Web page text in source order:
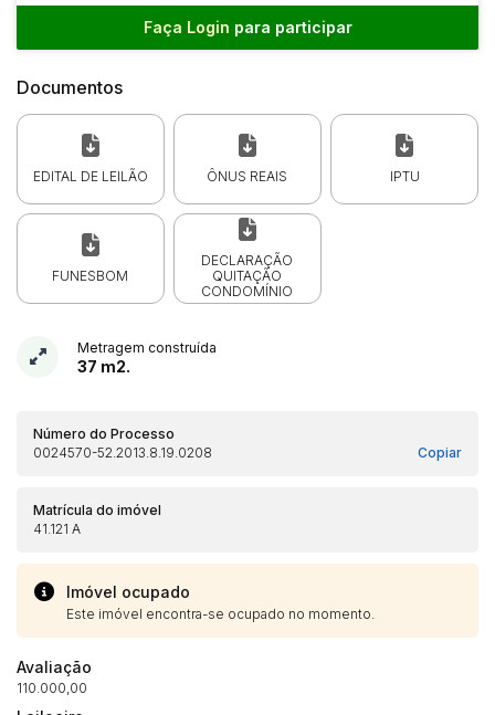
Faça Login para participar
Documentos
EDITAL DE LEILÃO ÔNUS REAIS IPTU
FUNESBOM
DECLARAÇÃO
QUITAÇÃO
CONDOMÍNIO
Metragem construída
37 m2.
Número do Processo
0024570-52.2013.8.19.0208
Copiar
Matrícula do imóvel
41.121 A
Imóvel ocupado
Este imóvel encontra-se ocupado no momento.
Avaliação
110.000,00